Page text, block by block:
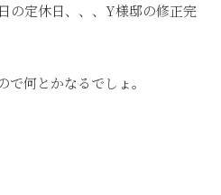
の定休日、、、Y様邸の修正完
で何とかなるでしょ。